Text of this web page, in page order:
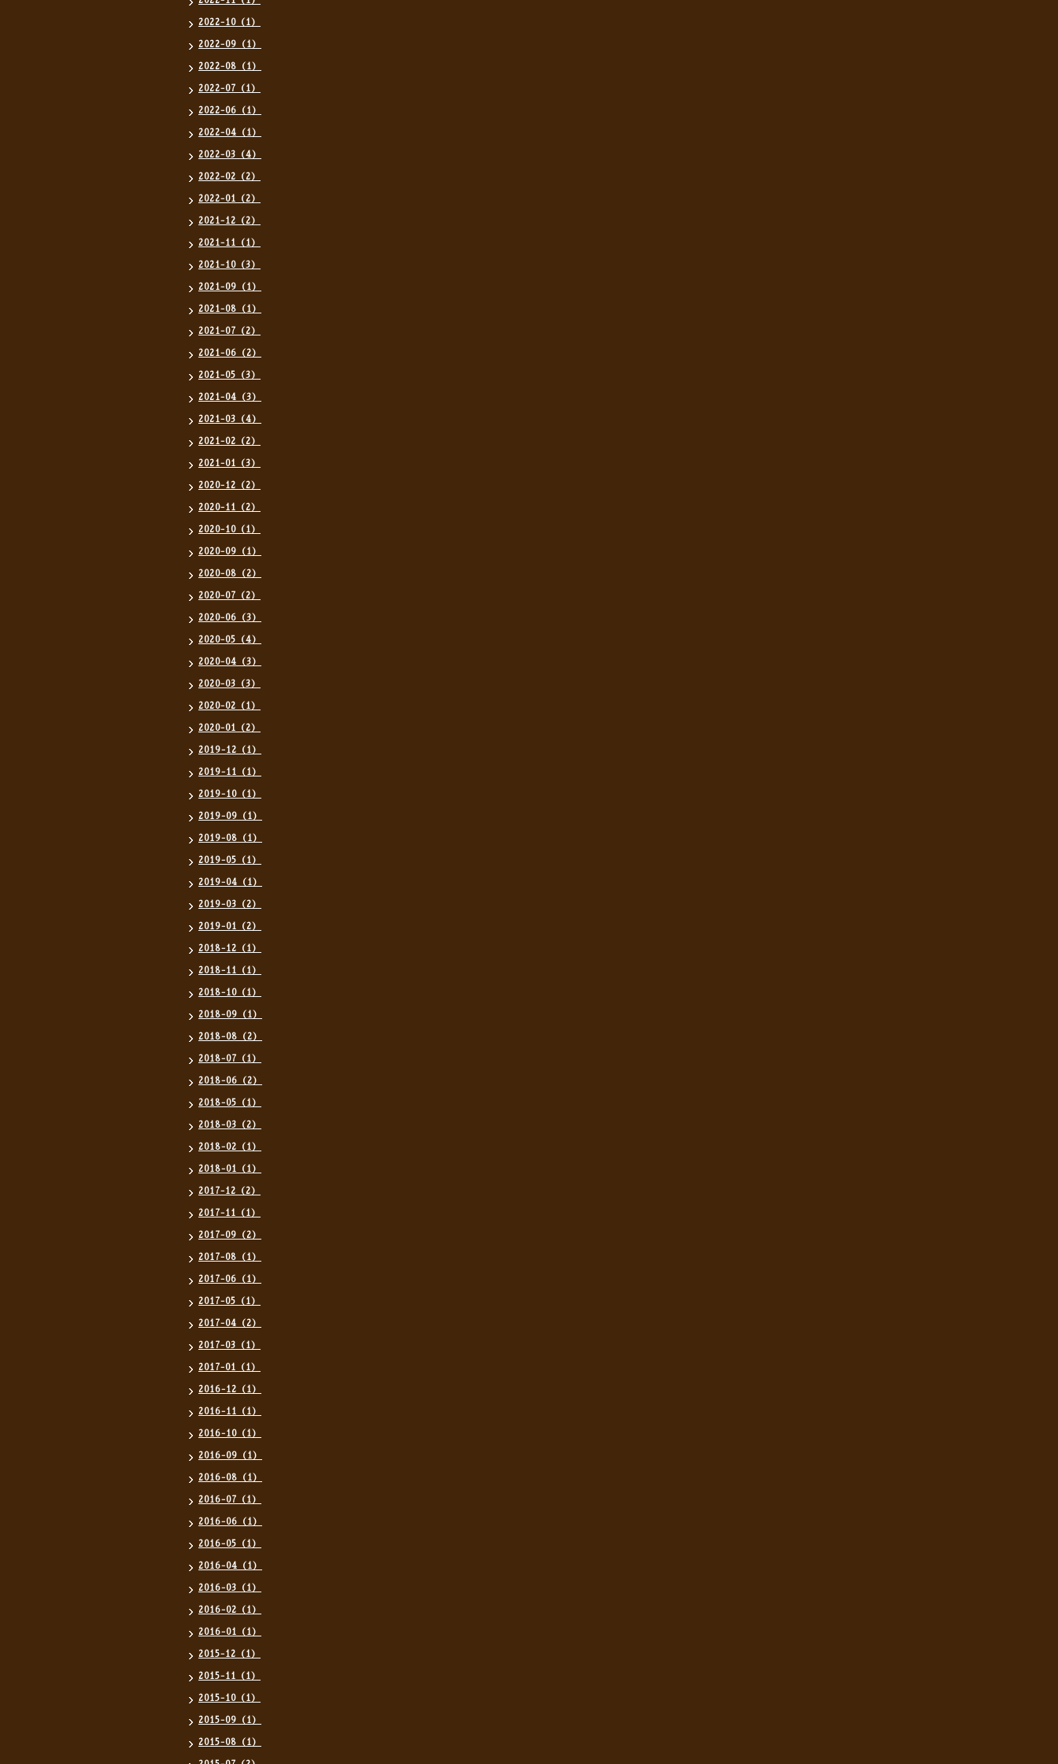
2022-10（1）
2022-09（1）
2022-08（1）
2022-07（1）
2022-06（1）
2022-04（1）
2022-03（4）
2022-02（2）
2022-01（2）
2021-12（2）
2021-11（1）
2021-10（3）
2021-09（1）
2021-08（1）
2021-07（2）
2021-06（2）
2021-05（3）
2021-04（3）
2021-03（4）
2021-02（2）
2021-01（3）
2020-12（2）
2020-11（2）
2020-10（1）
2020-09（1）
2020-08（2）
2020-07（2）
2020-06（3）
2020-05（4）
2020-04（3）
2020-03（3）
2020-02（1）
2020-01（2）
2019-12（1）
2019-11（1）
2019-10（1）
2019-09（1）
2019-08（1）
2019-05（1）
2019-04（1）
2019-03（2）
2019-01（2）
2018-12（1）
2018-11（1）
2018-10（1）
2018-09（1）
2018-08（2）
2018-07（1）
2018-06（2）
2018-05（1）
2018-03（2）
2018-02（1）
2018-01（1）
2017-12（2）
2017-11（1）
2017-09（2）
2017-08（1）
2017-06（1）
2017-05（1）
2017-04（2）
2017-03（1）
2017-01（1）
2016-12（1）
2016-11（1）
2016-10（1）
2016-09（1）
2016-08（1）
2016-07（1）
2016-06（1）
2016-05（1）
2016-04（1）
2016-03（1）
2016-02（1）
2016-01（1）
2015-12（1）
2015-11（1）
2015-10（1）
2015-09（1）
2015-08（1）